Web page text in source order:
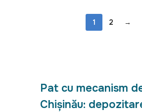
1 2 →
Pat cu mecanism
Chișinău: